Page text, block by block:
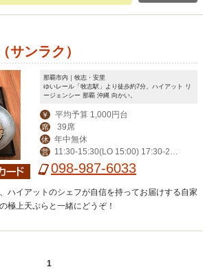
ンラク）
那覇市内｜牧志・安里
ゆいレール「牧志駅」より徒歩約7分。ハイアット リ
ージェンシー 那覇 沖縄 向かい。
￥ 平均予算 1,000円台
席 39席
休 年中無休
営
11:30-15:30(LO 15:00) 17:30-21:
30(LO 21:00)
098-987-6033
ハイアットのシェフが自信を持ってお届けする自家
極上天ぷらと一緒にどうぞ！
1